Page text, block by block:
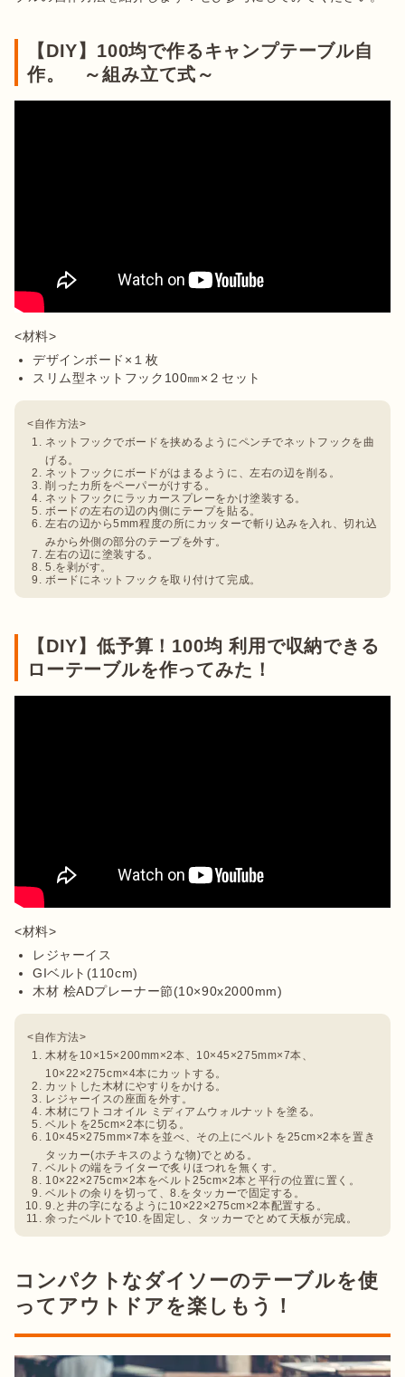
【DIY】100均で作るキャンプテーブル自
作。 ～組み立て式～
デザインボード×１枚
スリム型ネットフック100㎜×２セット
ネットフックでボードを挟めるようにペンチでネットフックを曲
げる。
ネットフックにボードがはまるように、左右の辺を削る。
削ったカ所をペーパーがけする。
ネットフックにラッカースプレーをかけ塗装する。
ボードの左右の辺の内側にテープを貼る。
左右の辺から5mm程度の所にカッターで斬り込みを入れ、切れ込
みから外側の部分のテープを外す。
左右の辺に塗装する。
5.を剥がす。
ボードにネットフックを取り付けて完成。
【DIY】低予算！100均 利用で収納できる
ローテーブルを作ってみた！
レジャーイス
GIベルト(110cm)
木材 桧ADプレーナー節(10×90x2000mm)
木材を10×15×200mm×2本、10×45×275mm×7本、
10×22×275cm×4本にカットする。
カットした木材にやすりをかける。
レジャーイスの座面を外す。
木材にワトコオイル ミディアムウォルナットを塗る。
ベルトを25cm×2本に切る。
10×45×275mm×7本を並べ、その上にベルトを25cm×2本を置き
タッカー(ホチキスのような物)でとめる。
ベルトの端をライターで炙りほつれを無くす。
10×22×275cm×2本をベルト25cm×2本と平行の位置に置く。
ベルトの余りを切って、8.をタッカーで固定する。
9.と井の字になるように10×22×275cm×2本配置する。
余ったベルトで10.を固定し、タッカーでとめて天板が完成。
コンパクトなダイソーのテーブルを使
ってアウトドアを楽しもう！